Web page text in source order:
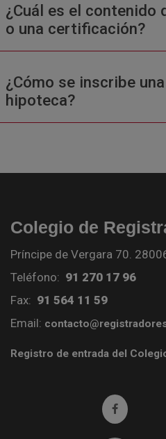
¿Cuál es el contenido
o una certificación?
¿Cómo se inscribe
hipoteca?
Colegio de
Príncipe de Vergara 70.
Teléfono: 91 270 17 96
Fax: 91 564 11 59
Email:
Registro de entrada del
Ir a